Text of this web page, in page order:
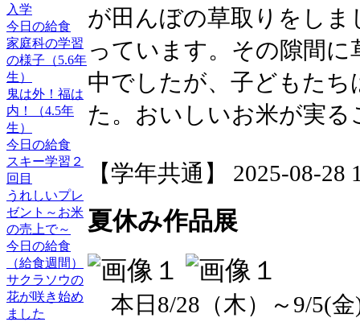
入学
今日の給食
家庭科の学習
の様子（5.6年
生）
鬼は外！福は
内！（4.5年
生）
今日の給食
スキー学習２
回目
うれしいプレ
ゼント～お米
の売上で～
今日の給食
（給食週間）
サクラソウの
花が咲き始め
ました
が田んぼの草取りをしま
っています。その隙間
中でしたが、子どもた
た。おいしいお米が実る
【学年共通】 2025-08-28
夏休み作品展
本日8/28（木）～9/5(